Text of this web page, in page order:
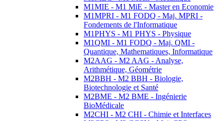
M1MIE - M1 MiE - Master en Economie
M1MPRI - M1 FODQ - Maj. MPRI -
Fondements de l'Informatique
M1PHYS - M1 PHYS - Physique
M1QMI - M1 FODQ - Maj. QMI -
Quantique, Mathematiques, Informatique
M2AAG - M2 AAG - Analyse,
Arithmétique, Géométrie
M2BBH - M2 BBH - Biologie,
Biotechnologie et Santé
M2BME - M2 BME - Ingénierie
BioMédicale
M2CHI - M2 CHI - Chimie et Interfaces